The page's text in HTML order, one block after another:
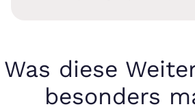
Was diese
besonders